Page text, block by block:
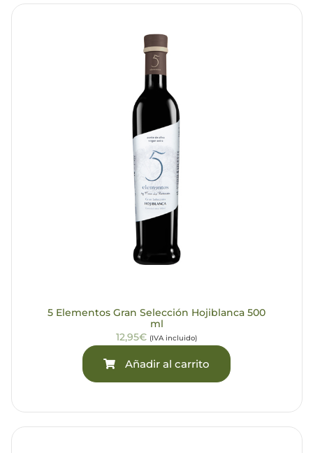
5 Elementos Gran Selección Hojiblanca 500
ml
12,95€ (IVA incluido)
Añadir al carrito